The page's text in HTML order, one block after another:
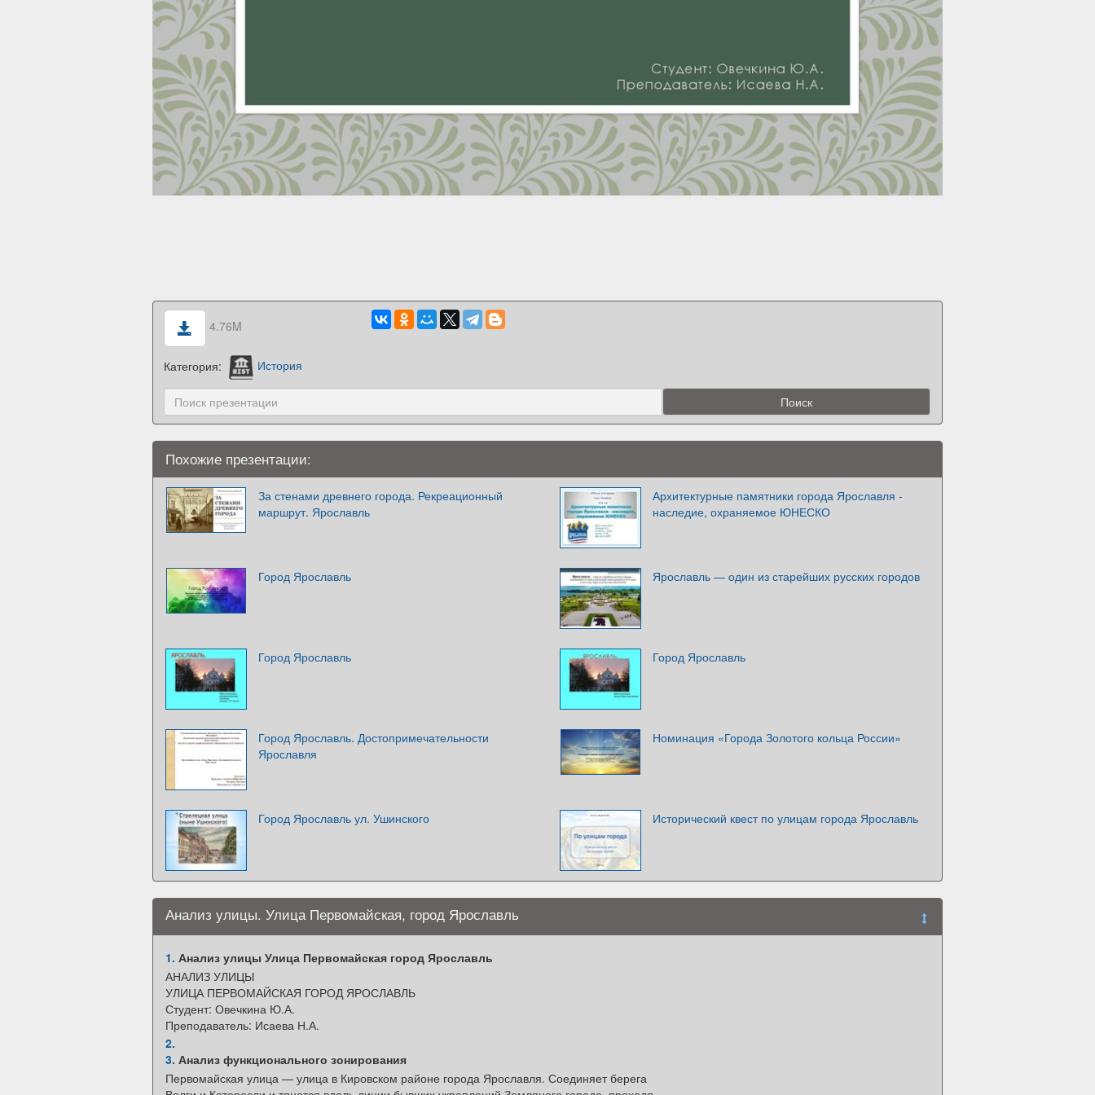
4.76M
Категория: История
Похожие презентации:
За стенами древнего города. Рекреационный
маршрут. Ярославль
Архитектурные памятники города Ярославля -
наследие, охраняемое ЮНЕСКО
Город Ярославль Ярославль — один из старейших русских городов
Город Ярославль Город Ярославль
Город Ярославль. Достопримечательности
Ярославля
Номинация «Города Золотого кольца России»
Город Ярославль ул. Ушинского Исторический квест по улицам города Ярославль
Анализ улицы. Улица Первомайская, город Ярославль
1. Анализ улицы Улица Первомайская город Ярославль
АНАЛИЗ УЛИЦЫ
УЛИЦА ПЕРВОМАЙСКАЯ ГОРОД ЯРОСЛАВЛЬ
Студент: Овечкина Ю.А.
Преподаватель: Исаева Н.А.
2.
3. Анализ функционального зонирования
Первомайская улица — улица в Кировском районе города Ярославля. Соединяет берега